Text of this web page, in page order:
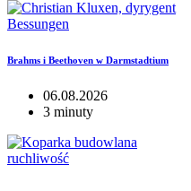
Bessungen
Brahms i Beethoven w Darmstadtium
06.08.2026
3 minuty
ruchliwość